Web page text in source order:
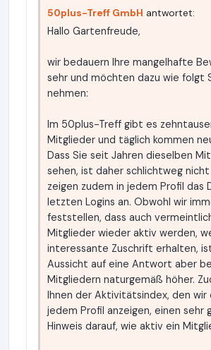
50plus-Treff GmbH antwortet:
Hallo Gartenfreude,
wir bedauern Ihre mangelhafte
sehr und möchten dazu wie folgt
nehmen:
Im 50plus-Treff gibt es
Mitglieder und täglich kommen
Dass Sie seit Jahren dieselben
sehen, ist daher schlichtweg
zeigen zudem in jedem Profil das
letzten Logins an. Obwohl wir
feststellen, dass auch
Mitglieder wieder aktiv werden,
interessante Zuschrift erhalten,
Aussicht auf eine Antwort aber
Mitgliedern naturgemäß höher.
Ihnen der Aktivitätsindex, den wir
jedem Profil anzeigen, einen sehr
Hinweis darauf, wie aktiv ein